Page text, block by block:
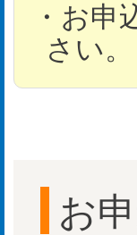
お申
さい。
お